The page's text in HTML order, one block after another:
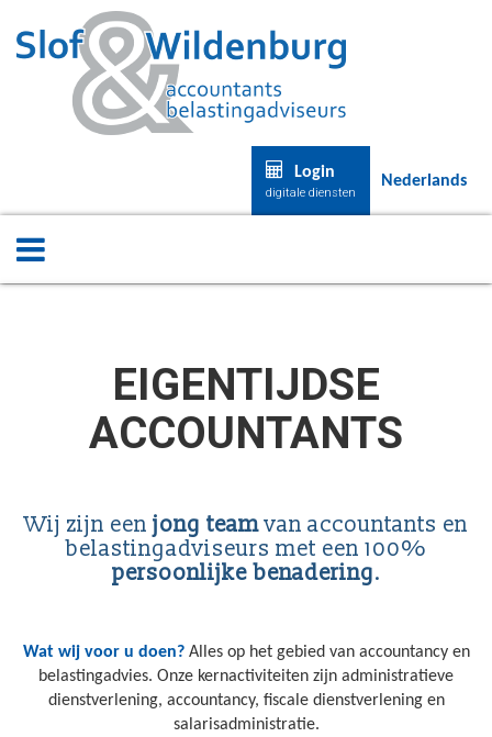
Login
digitale diensten
Nederlands
EIGENTIJDSE
ACCOUNTANTS
Wij zijn een jong teamvan accountants en
belastingadviseurs met een 100%
persoonlijke benadering.
Wat wij voor u doen?Alles op het gebied van accountancy en
belastingadvies. Onze kernactiviteiten zijn administratieve
dienstverlening, accountancy, fiscale dienstverlening en
salarisadministratie.